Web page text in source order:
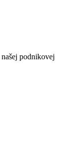
podnikovej